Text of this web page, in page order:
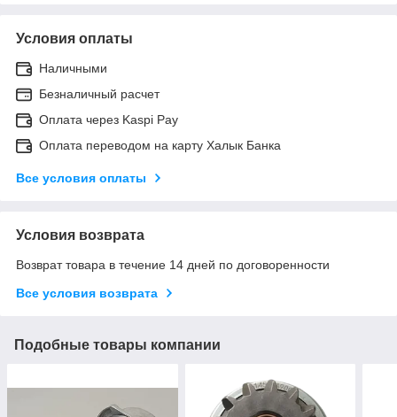
Условия оплаты
Наличными
Безналичный расчет
Оплата через Kaspi Pay
Оплата переводом на карту Халык Банка
Все условия оплаты
Условия возврата
Возврат товара в течение 14 дней по договоренности
Все условия возврата
Подобные товары компании